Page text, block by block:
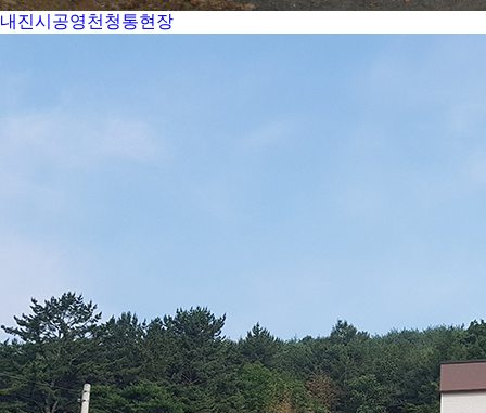
내진시공영천청통현장